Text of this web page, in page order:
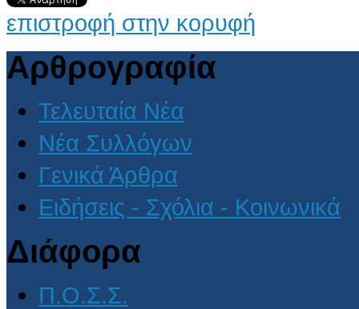
επιστροφή στην κορυφή
Αρθρογραφία
Τελευταία Νέα
Νέα Συλλόγων
Γενικά Άρθρα
Ειδήσεις - Σχόλια - Κοινωνικά
Διάφορα
Π.Ο.Σ.Σ.